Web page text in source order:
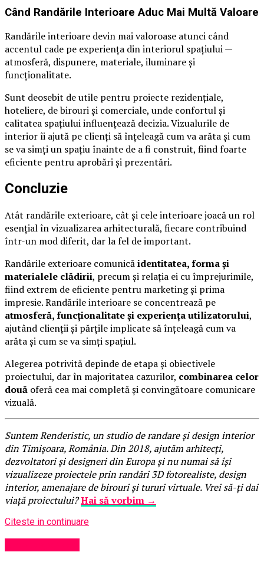
Când Randările Interioare Aduc Mai Multă Valoare
Randările interioare devin mai valoroase atunci când
accentul cade pe experiența din interiorul spațiului —
atmosferă, dispunere, materiale, iluminare și
funcționalitate.
Sunt deosebit de utile pentru proiecte rezidențiale,
hoteliere, de birouri și comerciale, unde confortul și
calitatea spațiului influențează decizia. Vizualurile de
interior îi ajută pe clienți să înțeleagă cum va arăta și cum
se va simți un spațiu înainte de a fi construit, fiind foarte
eficiente pentru aprobări și prezentări.
Concluzie
Atât randările exterioare, cât și cele interioare joacă un rol
esențial în vizualizarea arhitecturală, fiecare contribuind
într-un mod diferit, dar la fel de important.
Randările exterioare comunicăidentitatea, forma și
materialele clădirii, precum și relația ei cu împrejurimile,
fiind extrem de eficiente pentru marketing și prima
impresie. Randările interioare se concentrează pe
atmosferă, funcționalitate și experiența utilizatorului,
ajutând clienții și părțile implicate să înțeleagă cum va
arăta și cum se va simți spațiul.
Alegerea potrivită depinde de etapa și obiectivele
proiectului, dar în majoritatea cazurilor, combinarea celor
două oferă cea mai completă și convingătoare comunicare
vizuală.
Suntem Renderistic, un studio de randare și design interior
din Timișoara, România. Din 2018, ajutăm arhitecți,
dezvoltatori și designeri din Europa și nu numai să își
vizualizeze proiectele prin randări 3D fotorealiste, design
interior, amenajare de birouri și tururi virtuale. Vrei să-ți dai
viață proiectului?Hai să vorbim →
Citeste in continuare